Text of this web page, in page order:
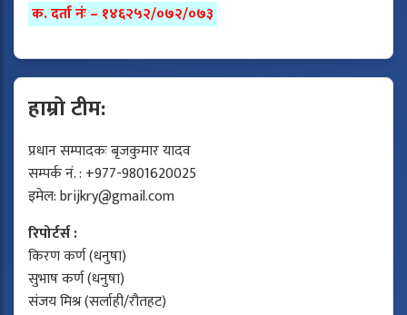
क. दर्ता नंः – १४६२५२/०७२/०७३
हाम्रो टीम:
प्रधान सम्पादकः बृजकुमार यादव
सम्पर्क नं. : +977-9801620025
इमेल:brijkry@gmail.com
रिपोर्टर्स :
किरण कर्ण (धनुषा)
सुभाष कर्ण (धनुषा)
संजय मिश्र (सर्लाही/रौतहट)